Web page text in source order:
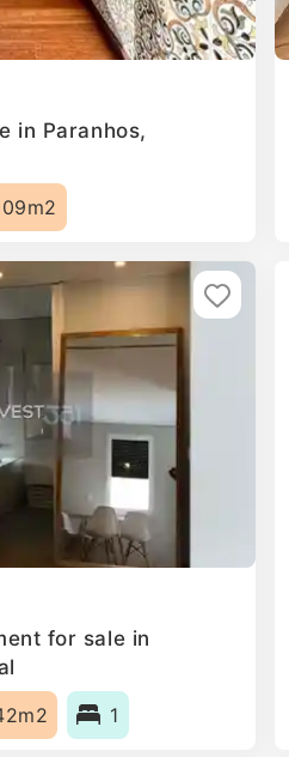
in Paranhos,
for sale in
1